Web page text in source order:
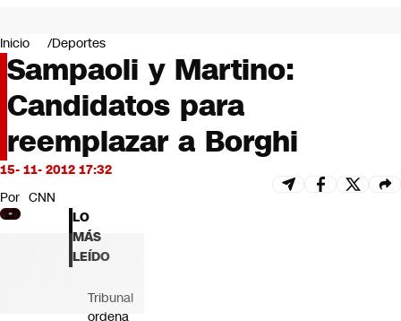
Negocios
Deportes
Programas completos
Cultura
Servicios
Bits
CNN tiempo
Futuro 360
Opinión
Inicio Deportes
Sampaoli y Martino:
Candidatos para
reemplazar a Borghi
15- 11- 2012 17:32
Por CNN
LO
MÁS
LEÍDO
Tribunal
ordena